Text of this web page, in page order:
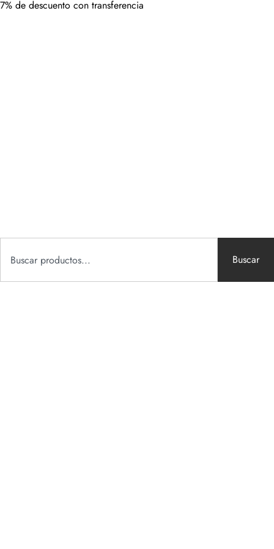
7% de descuento con transferencia
Buscar